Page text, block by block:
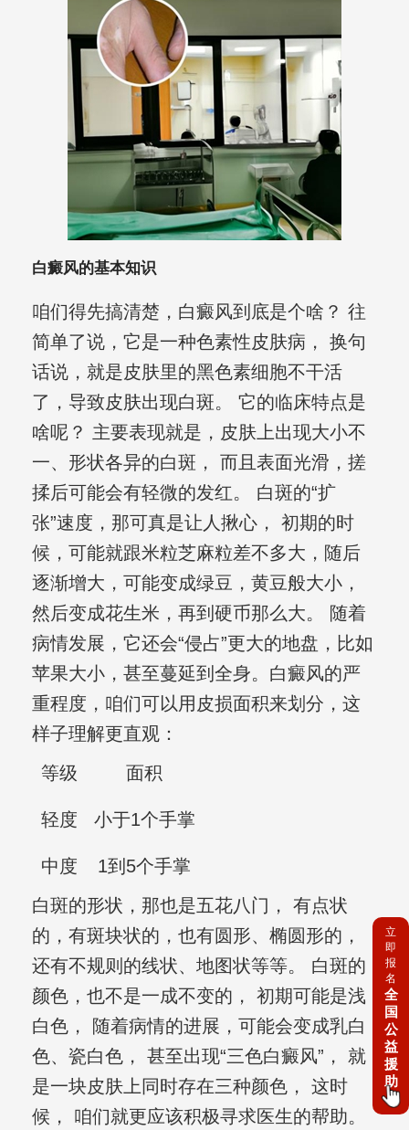
白癜风的基本知识
咱们得先搞清楚，白癜风到底是个啥？ 往
简单了说，它是一种色素性皮肤病， 换句
话说，就是皮肤里的黑色素细胞不干活
了，导致皮肤出现白斑。 它的临床特点是
啥呢？ 主要表现就是，皮肤上出现大小不
一、形状各异的白斑， 而且表面光滑，搓
揉后可能会有轻微的发红。 白斑的“扩
张”速度，那可真是让人揪心， 初期的时
候，可能就跟米粒芝麻粒差不多大，随后
逐渐增大，可能变成绿豆，黄豆般大小，
然后变成花生米，再到硬币那么大。 随着
病情发展，它还会“侵占”更大的地盘，比如
苹果大小，甚至蔓延到全身。白癜风的严
重程度，咱们可以用皮损面积来划分，这
样子理解更直观：
等级
面积
轻度 小于1个手掌
中度
1到5个手掌
白斑的形状，那也是五花八门， 有点状
的，有斑块状的，也有圆形、椭圆形的，
还有不规则的线状、地图状等等。 白斑的
颜色，也不是一成不变的， 初期可能是浅
白色， 随着病情的进展，可能会变成乳白
色、瓷白色， 甚至出现“三色白癜风”， 就
是一块皮肤上同时存在三种颜色， 这时
候， 咱们就更应该积极寻求医生的帮助。
立
即
报
名
全
国
公
益
援
助